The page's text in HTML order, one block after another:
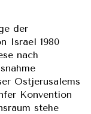
der
Israel 1980
nach
Ostjerusalems
Konvention
stehe